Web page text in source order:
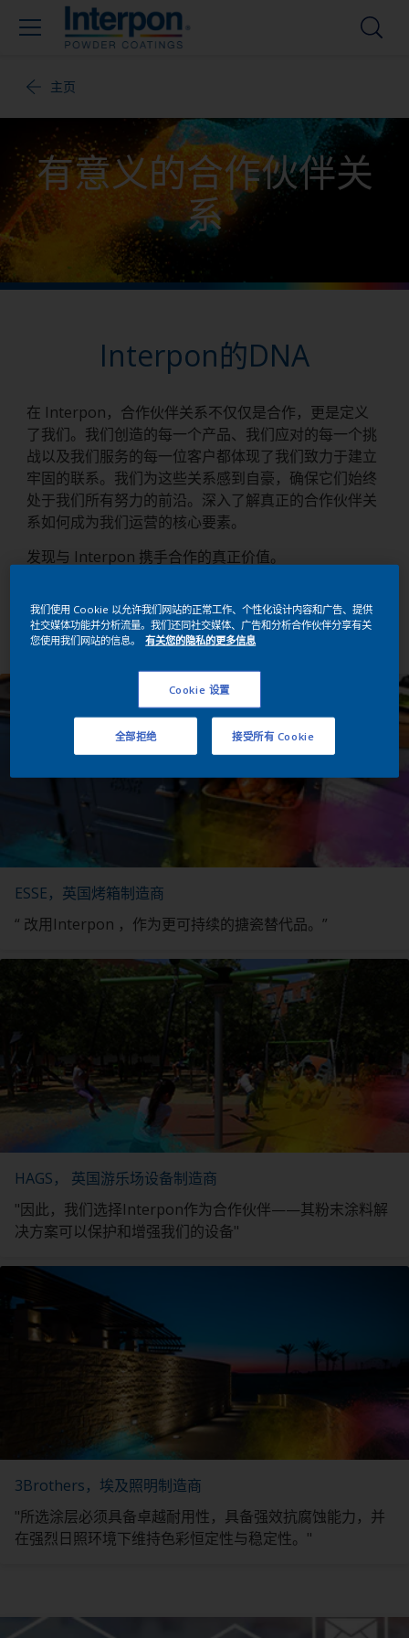
主页
有意义的合作伙伴关
系
Interpon的DNA
在 Interpon，合作伙伴关系不仅仅是合作，更是定义
了我们。我们创造的每一个产品、我们应对的每一个挑
战以及我们服务的每一位客户都体现了我们致力于建立
牢固的联系。我们为这些关系感到自豪，确保它们始终
处于我们所有努力的前沿。深入了解真正的合作伙伴关
系如何成为我们运营的核心要素。
发现与 Interpon 携手合作的真正价值。
我们的合作伙伴感言
ESSE，英国烤箱制造商
“ 改用Interpon ，作为更可持续的搪瓷替代品。”
HAGS， 英国游乐场设备制造商
"因此，我们选择Interpon作为合作伙伴——其粉末涂料解
决方案可以保护和增强我们的设备"
3Brothers，埃及照明制造商
"所选涂层必须具备卓越耐用性，具备强效抗腐蚀能力，并
在强烈日照环境下维持色彩恒定性与稳定性。"
我们使用 Cookie 以允许我们网站的正常工作、个性化设计内容和广告、提供
社交媒体功能并分析流量。我们还同社交媒体、广告和分析合作伙伴分享有关
您使用我们网站的信息。
有关您的隐私的更多信息
Cookie 设置
全部拒绝 接受所有 Cookie